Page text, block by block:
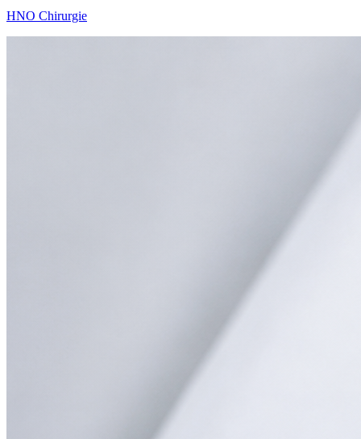
HNO Chirurgie